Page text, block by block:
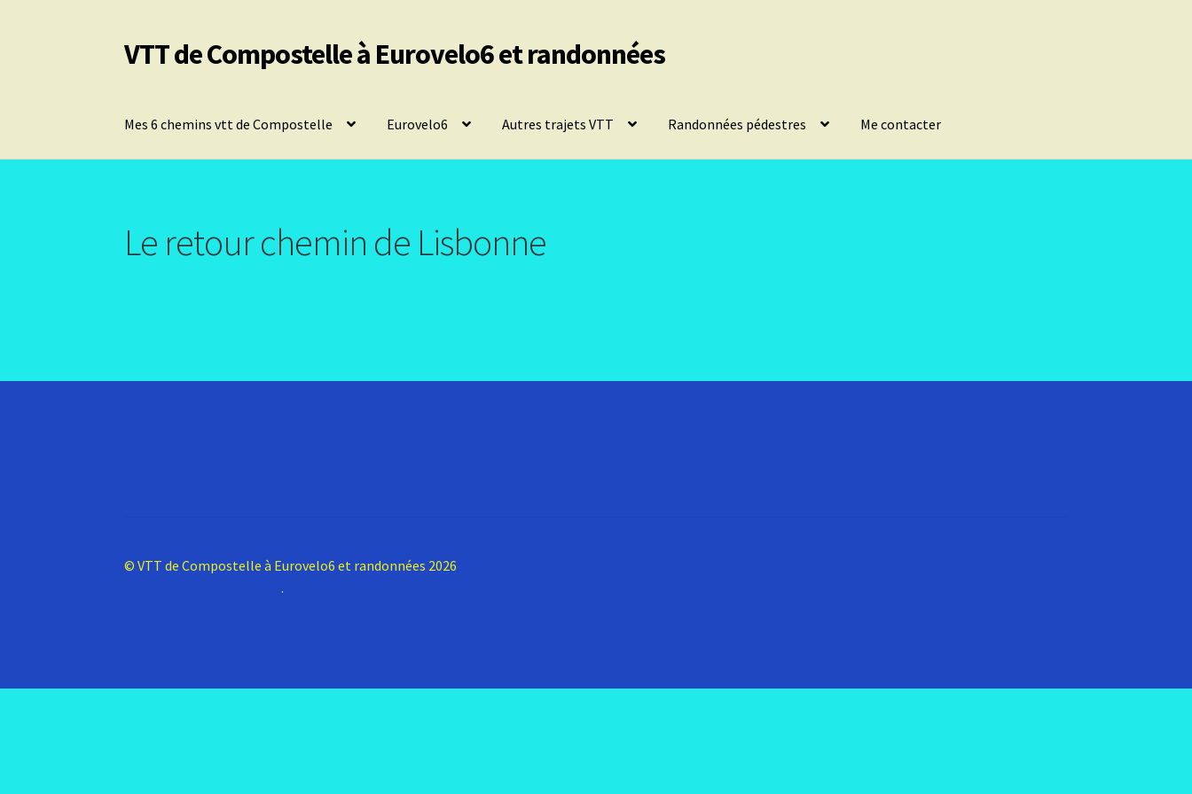
Aller
à
Aller
au
VTT de Compostelle à Eurovelo6 et randonnées
Mes 6 chemins vtt de Compostelle Eurovelo6 Autres trajets VTT Randonnées pédestres Me contacter
Le retour chemin de Lisbonne
© VTT de Compostelle à Eurovelo6 et randonnées 2026
Construit avec Storefront.